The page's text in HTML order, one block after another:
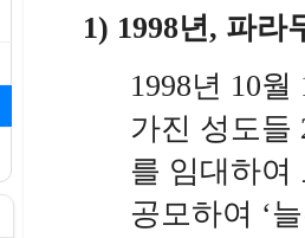
1) 1998년, 파라
1998년 10월
가진 성도들
를 임대하여
공모하여 ‘